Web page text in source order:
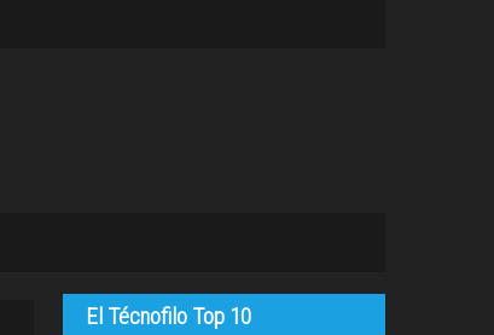
El Técnofilo Top 10